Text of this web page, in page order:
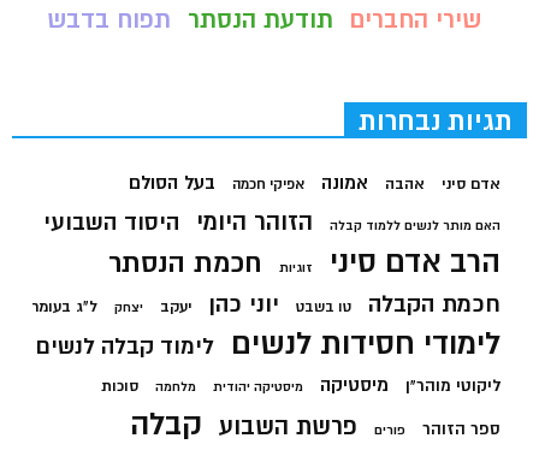
שירי החברים
תודעת הנסתר תפוח בדבש
תגיות נבחרות
אדם סיני אהבה אמונה אפיקי חכמה בעל הסולם
האם מותר לנשים ללמוד קבלה הזוהר היומי היסוד השבועי
הרב אדם סיני זוגיות חכמת הנסתר
חכמת הקבלה טו בשבט יוני כהן יעקב יצחק ל"ג בעומר
לימודי חסידות לנשים לימוד קבלה לנשים
ליקוטי מוהר"ן מיסטיקה מיסטיקה יהודית מלחמה סוכות
ספר הזוהר פורים פרשת השבוע קבלה